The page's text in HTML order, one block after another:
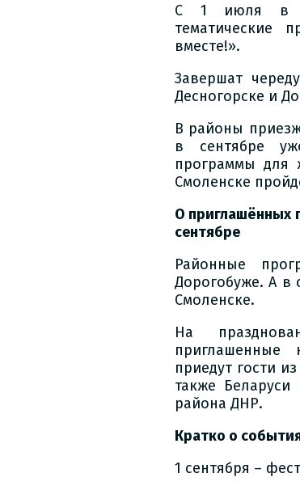
С 1 июля в
тематические
вместе!».
Завершат
Десногорске и
В районы
в сентябре
программы для
Смоленске
О приглашённых
сентябре
Районные
Дорогобуже. А в
Смоленске.
На
приглашенные
приедут гости
также
района ДНР.
Кратко о
1 сентября –